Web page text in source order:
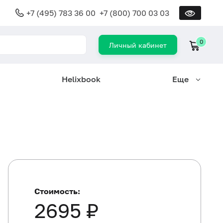
+7 (495) 783 36 00 +7 (800) 700 03 03
Личный кабинет 0
Helixbook Еще
Стоимость:
2695 ₽